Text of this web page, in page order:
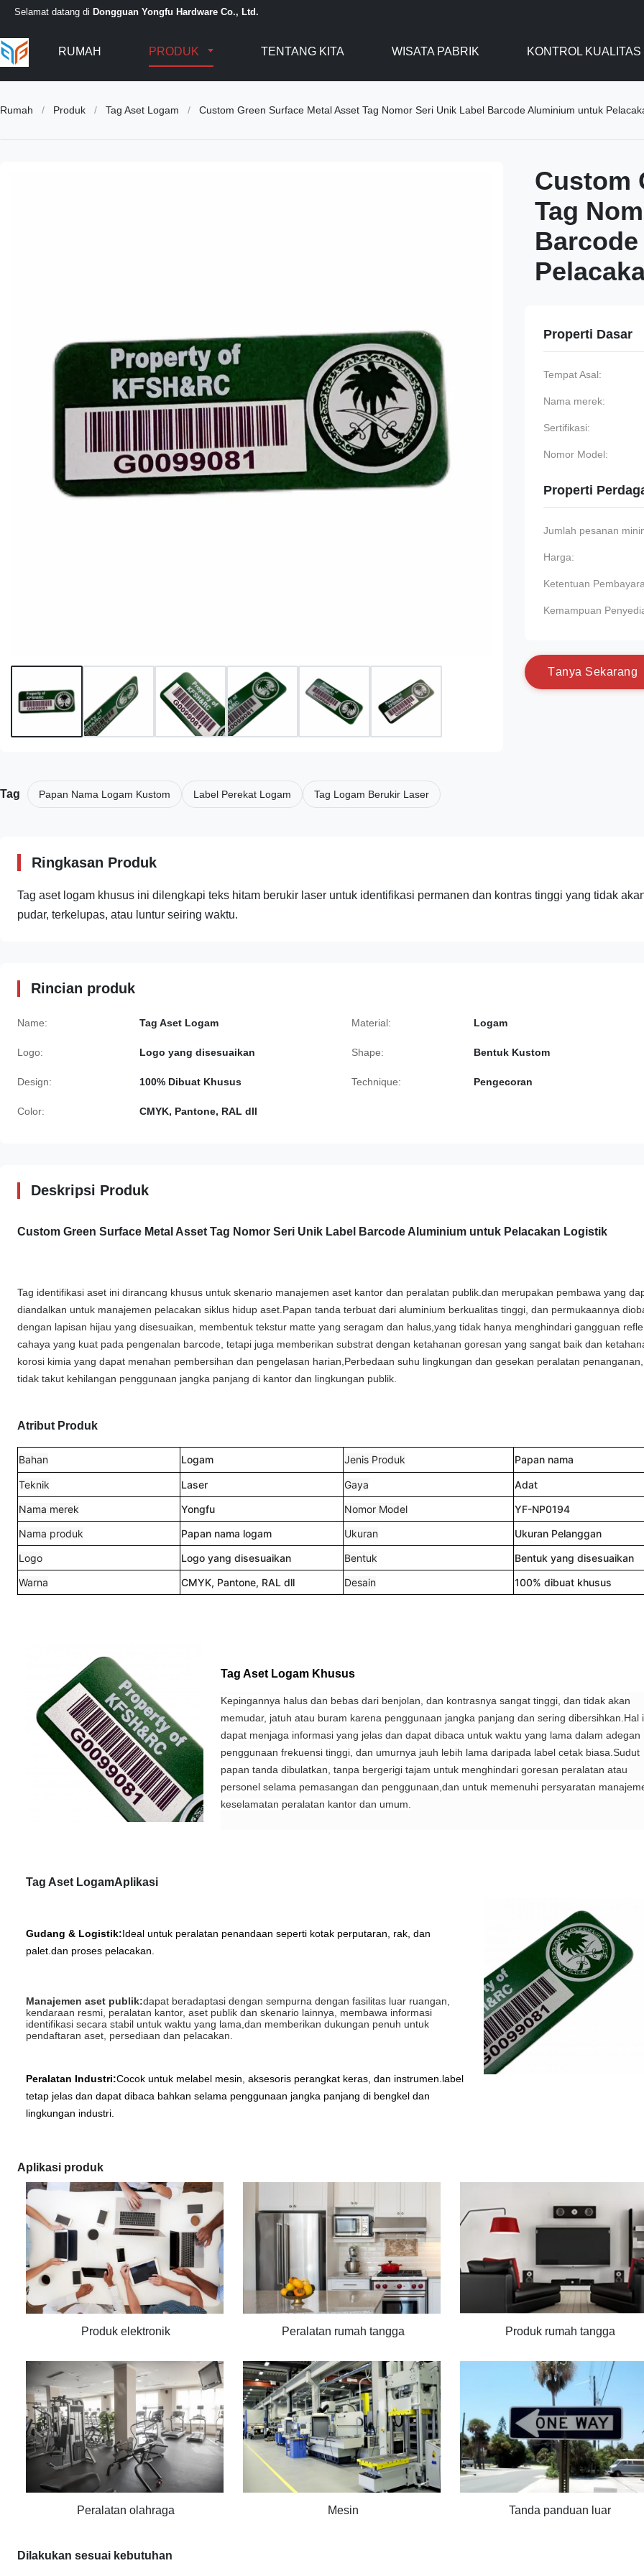
Selamat datang di Dongguan Yongfu Hardware Co., Ltd.
RUMAH PRODUK TENTANG KITA WISATA PABRIK KONTROL KUALITAS
Rumah / Produk / Tag Aset Logam / Custom Green Surface Metal Asset Tag Nomor Seri Unik Label Barcode Aluminium untuk
Custom
Tag
Properti Dasar
Tempat Asal:
Nama merek:
Sertifikasi:
Nomor Model:
Properti
Jumlah pesanan
Harga:
Ketentuan
Kemampuan
Tanya Sekarang
Tag Papan Nama Logam Kustom Label Perekat Logam Tag Logam Berukir Laser
Ringkasan Produk
Tag aset logam khusus ini dilengkapi teks hitam berukir laser untuk identifikasi permanen dan kontras tinggi yang tidak
pudar, terkelupas, atau luntur seiring waktu.
Rincian produk
Name: Tag Aset Logam Material: Logam
Logo: Logo yang disesuaikan Shape: Bentuk Kustom
Design: 100% Dibuat Khusus Technique: Pengecoran
Color: CMYK, Pantone, RAL dll
Deskripsi Produk
Custom Green Surface Metal Asset Tag Nomor Seri Unik Label Barcode Aluminium untuk Pelacakan Logistik
Tag identifikasi aset ini dirancang khusus untuk skenario manajemen aset kantor dan peralatan publik.dan merupakan pembawa yang
diandalkan untuk manajemen pelacakan siklus hidup aset. Papan tanda terbuat dari aluminium berkualitas tinggi, dan permukaannya
dengan lapisan hijau yang disesuaikan, membentuk tekstur matte yang seragam dan halus,yang tidak hanya menghindari gangguan
cahaya yang kuat pada pengenalan barcode, tetapi juga memberikan substrat dengan ketahanan goresan yang sangat baik dan
korosi kimia yang dapat menahan pembersihan dan pengelasan harian,Perbedaan suhu lingkungan dan gesekan peralatan
tidak takut kehilangan penggunaan jangka panjang di kantor dan lingkungan publik.
Atribut Produk
Bahan Logam Jenis Produk Papan nama
Teknik Laser Gaya
Adat
Nama merek
Yongfu Nomor Model
YF-NP0194
Nama produk
Papan nama logam Ukuran
Ukuran Pelanggan
Logo
Logo yang disesuaikan Bentuk
Bentuk yang disesuaikan
Warna
CMYK, Pantone, RAL dll Desain 100% dibuat khusus
Tag Aset Logam Khusus
Kepingannya halus dan bebas dari benjolan, dan kontrasnya sangat tinggi, dan tidak akan
memudar, jatuh atau buram karena penggunaan jangka panjang dan sering dibersihkan.Hal
dapat menjaga informasi yang jelas dan dapat dibaca untuk waktu yang lama dalam adegan
penggunaan frekuensi tinggi, dan umurnya jauh lebih lama daripada label cetak biasa.Sudut
papan tanda dibulatkan, tanpa bergerigi tajam untuk menghindari goresan peralatan atau
personel selama pemasangan dan penggunaan,dan untuk memenuhi persyaratan
keselamatan peralatan kantor dan umum.
Tag Aset LogamAplikasi
Gudang & Logistik:Ideal untuk peralatan penandaan seperti kotak perputaran, rak, dan
palet.dan proses pelacakan.
Manajemen aset publik:dapat beradaptasi dengan sempurna dengan fasilitas luar ruangan,
kendaraan resmi, peralatan kantor, aset publik dan skenario lainnya, membawa informasi
identifikasi secara stabil untuk waktu yang lama,dan memberikan dukungan penuh untuk
pendaftaran aset, persediaan dan pelacakan.
Peralatan Industri:Cocok untuk melabel mesin, aksesoris perangkat keras, dan instrumen.label
tetap jelas dan dapat dibaca bahkan selama penggunaan jangka panjang di bengkel dan
lingkungan industri.
Aplikasi produk
Produk elektronik Peralatan rumah tangga Produk rumah tangga
Peralatan olahraga Mesin Tanda panduan luar
Dilakukan sesuai kebutuhan